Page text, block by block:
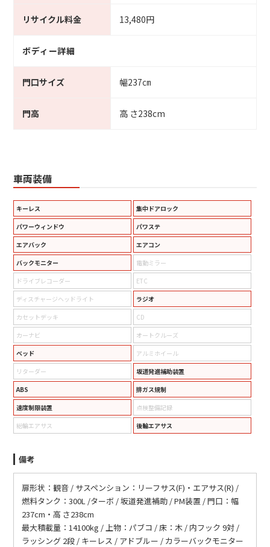
リサイクル料金 13,480円
ボディー詳細
門口サイズ 幅237㎝
門高 高 さ238cm
車両装備
キーレス
集中ドアロック
パワーウィンドウ
パワステ
エアバック
エアコン
バックモニター
電動ミラー
ドライブレコーダー
ETC
ディスチャージヘッドライト
ラジオ
カセットデッキ
CD
カーナビ
オートクルーズ
ベッド
アルミホイール
リターダー
坂道発進補助装置
ABS
排ガス規制
速度制限装置
点検整備記録
総輪エアサス
後輪エアサス
備考
扉形状：観音 / サスペンション：リーフサス(F)・エアサス(R) /
燃料タンク：300L /ターボ / 坂道発進補助 / PM装置 / 門口：幅
237cm・高 さ238cm
最大積載量：14100kg / 上物：パブコ / 床：木 / 内フック 9対 /
ラッシング 2段 / キーレス / アドブルー / カラーバックモニター